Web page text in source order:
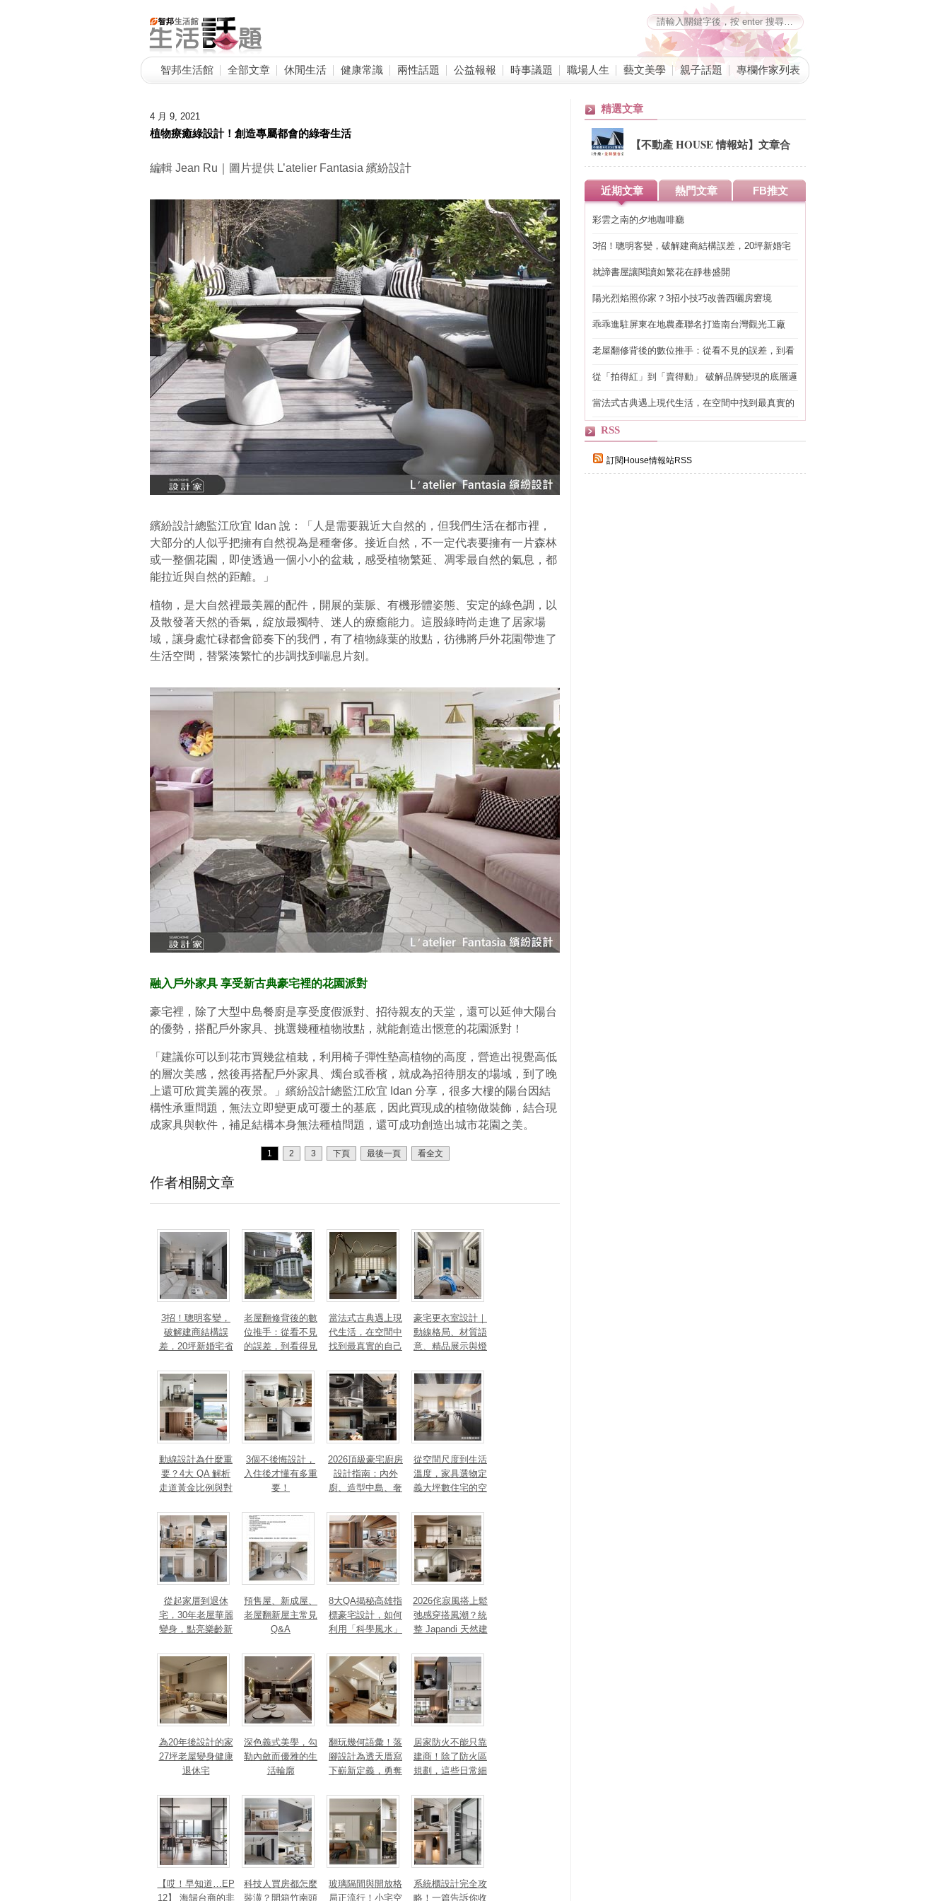
智邦生活館 全部文章 休閒生活 健康常識 兩性話題 公益報報 時事議題 職場人生 藝文美學 親子話題 專欄作家列表
4 月 9, 2021
植物療癒綠設計！創造專屬都會的綠奢生活
編輯 Jean Ru｜圖片提供 L’atelier Fantasia 繽紛設計
繽紛設計總監江欣宜 Idan 說：「人是需要親近大自然的，但我們生活在都市裡，
大部分的人似乎把擁有自然視為是種奢侈。接近自然，不一定代表要擁有一片森林
或一整個花園，即使透過一個小小的盆栽，感受植物繁延、凋零最自然的氣息，都
能拉近與自然的距離。」
植物，是大自然裡最美麗的配件，開展的葉脈、有機形體姿態、安定的綠色調，以
及散發著天然的香氣，綻放最獨特、迷人的療癒能力。這股綠時尚走進了居家場
域，讓身處忙碌都會節奏下的我們，有了植物綠葉的妝點，彷彿將戶外花園帶進了
生活空間，替緊湊繁忙的步調找到喘息片刻。
融入戶外家具 享受新古典豪宅裡的花園派對
豪宅裡，除了大型中島餐廚是享受度假派對、招待親友的天堂，還可以延伸大陽台
的優勢，搭配戶外家具、挑選幾種植物妝點，就能創造出愜意的花園派對！
「建議你可以到花市買幾盆植栽，利用椅子彈性墊高植物的高度，營造出視覺高低
的層次美感，然後再搭配戶外家具、燭台或香檳，就成為招待朋友的場域，到了晚
上還可欣賞美麗的夜景。」繽紛設計總監江欣宜 Idan 分享，很多大樓的陽台因結
構性承重問題，無法立即變更成可覆土的基底，因此買現成的植物做裝飾，結合現
成家具與軟件，補足結構本身無法種植問題，還可成功創造出城市花園之美。
1 2 3 下頁 最後一頁 看全文
作者相關文章
3招！聰明客變，
破解建商結構誤
差，20坪新婚宅省
錢
老屋翻修背後的數
位推手：從看不見
的誤差，到看得見
當法式古典遇上現
代生活，在空間中
找到最真實的自己
豪宅更衣室設計｜
動線格局、材質語
意、精品展示與燈
打造高訂生活儀式
動線設計為什麼重
要？4大 QA 解析
走道黃金比例與對
3個不後悔設計，
入住後才懂有多重
要！
2026頂級豪宅廚房
設計指南：內外
廚、造型中島、奢
讓廚房從空間配角
變主角！
從空間尺度到生活
溫度，家具選物定
義大坪數住宅的空
從起家厝到退休
宅，30年老屋華麗
變身，點亮樂齡新
法、英指標設計大
獎！
預售屋、新成屋、
老屋翻新屋主常見
Q&A
8大QA揭秘高雄指
標豪宅設計，如何
利用「科學風水」
量磁場？
2026侘寂風搭上鬆
弛感穿搭風潮？統
整 Japandi 天然建
有風靡全球的軟裝
家具推薦
為20年後設計的家
27坪老屋變身健康
退休宅
深色義式美學，勾
勒內斂而優雅的生
活輪廓
翻玩幾何語彙！落
腳設計為透天厝寫
下嶄新定義，勇奪
TAN 國際大獎
居家防火不能只靠
建商！除了防火區
規劃，這些日常細
【哎！早知道…EP
12】 海歸台商的非
科技人買房都怎麼
裝潢？開箱竹南頭
玻璃隔間與開放格
局正流行！小宅空
系統櫃設計完全攻
略！一篇告訴你收
精選文章
【不動產 HOUSE 情報站】文章合
併公告
近期文章 熱門文章 FB推文
彩雲之南的夕地咖啡廳
3招！聰明客變，破解建商結構誤差，20坪新婚宅
就諦書屋讓閱讀如繁花在靜巷盛開
陽光烈焰照你家？3招小技巧改善西曬房窘境
乖乖進駐屏東在地農產聯名打造南台灣觀光工廠
老屋翻修背後的數位推手：從看不見的誤差，到看
從「拍得紅」到「賣得動」 破解品牌變現的底層邏
當法式古典遇上現代生活，在空間中找到最真實的
RSS
訂閱House情報站RSS